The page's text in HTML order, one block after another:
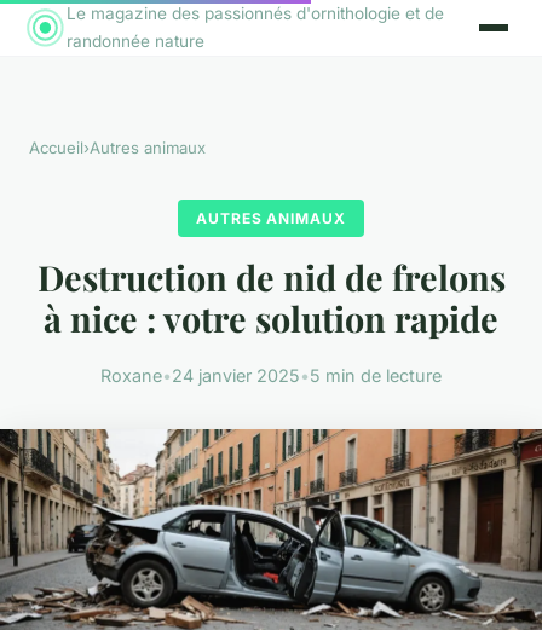
Le magazine des passionnés d'ornithologie et de
randonnée nature
Accueil›Autres animaux
AUTRES ANIMAUX
Destruction de nid de frelons
à nice : votre solution rapide
Roxane•24 janvier 2025•5 min de lecture